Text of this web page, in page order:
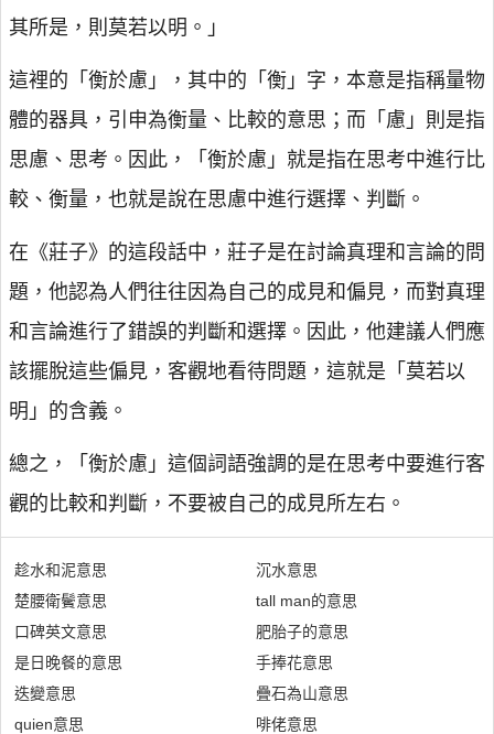
其所是，則莫若以明。」
這裡的「衡於慮」，其中的「衡」字，本意是指稱量物
體的器具，引申為衡量、比較的意思；而「慮」則是指
思慮、思考。因此，「衡於慮」就是指在思考中進行比
較、衡量，也就是說在思慮中進行選擇、判斷。
在《莊子》的這段話中，莊子是在討論真理和言論的問
題，他認為人們往往因為自己的成見和偏見，而對真理
和言論進行了錯誤的判斷和選擇。因此，他建議人們應
該擺脫這些偏見，客觀地看待問題，這就是「莫若以
明」的含義。
總之，「衡於慮」這個詞語強調的是在思考中要進行客
觀的比較和判斷，不要被自己的成見所左右。
趁水和泥意思
楚腰衛鬢意思
口碑英文意思
是日晚餐的意思
迭變意思
quien意思
沉水意思
tall man的意思
肥胎子的意思
手捧花意思
疊石為山意思
啡佬意思